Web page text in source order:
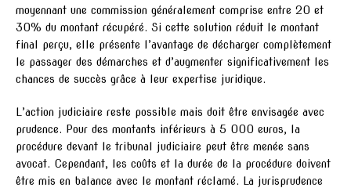
moyennant une commission généralement comprise entre 20 et
30% du montant récupéré. Si cette solution réduit le montant
final perçu, elle présente l’avantage de décharger complètement
le passager des démarches et d’augmenter significativement les
chances de succès grâce à leur expertise juridique.
L’action judiciaire reste possible mais doit être envisagée avec
prudence. Pour des montants inférieurs à 5 000 euros, la
procédure devant le tribunal judiciaire peut être menée sans
avocat. Cependant, les coûts et la durée de la procédure doivent
être mis en balance avec le montant réclamé. La jurisprudence